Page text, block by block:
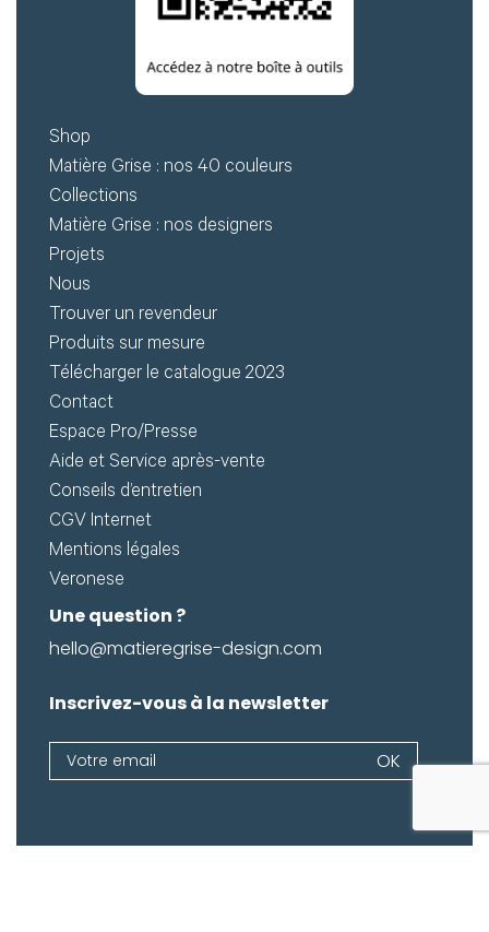
Shop
Matière Grise : nos 40 couleurs
Collections
Matière Grise : nos designers
Projets
Nous
Trouver un revendeur
Produits sur mesure
Télécharger le catalogue 2023
Contact
Espace Pro/Presse
Aide et Service après-vente
Conseils d’entretien
CGV Internet
Mentions légales
Veronese
Une question ?
hello@matieregrise-design.com
Inscrivez-vous à la newsletter
Newsletter
OK